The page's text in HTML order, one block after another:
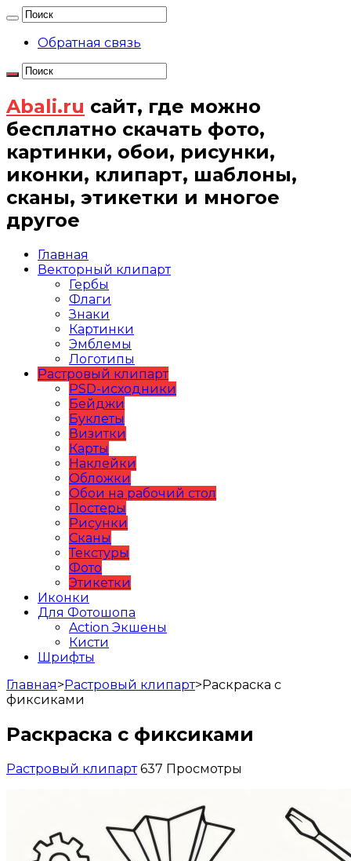
Обратная связь
Abali.ru сайт, где можно
бесплатно скачать фото,
картинки, обои, рисунки,
иконки, клипарт, шаблоны,
сканы, этикетки и многое
другое
Главная
Векторный клипарт
Гербы
Флаги
Знаки
Картинки
Эмблемы
Логотипы
Растровый клипарт
PSD-исходники
Бейджи
Буклеты
Визитки
Карты
Наклейки
Обложки
Обои на рабочий стол
Постеры
Рисунки
Сканы
Текстуры
Фото
Этикетки
Иконки
Для Фотошопа
Action Экшены
Кисти
Шрифты
Главная>Растровый клипарт>Раскраска с
фиксиками
Раскраска с фиксиками
Растровый клипарт 637 Просмотры